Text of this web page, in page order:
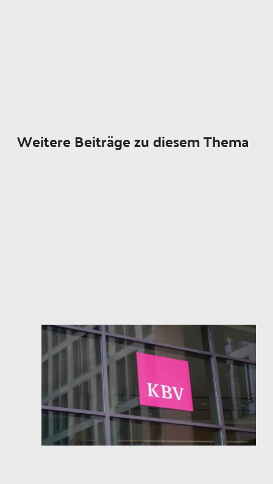
Weitere Beiträge zu diesem Thema